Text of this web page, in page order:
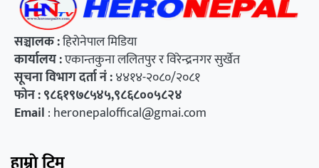
सञ्चालक :हिराेनेपाल मिडिया
कार्यालय:एकान्तकुना ललितपुर र विरेन्द्रनगर सुर्खेत
सूचना विभाग दर्ता नं :४४१४-२०८०/२०८१
फाेन : ९८६१९७८५४५,९८६८००५८२४
Email : heronepaloffical@gmai.com